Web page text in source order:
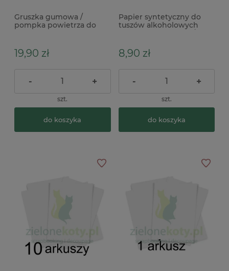
Gruszka gumowa /
pompka powietrza do
19,90 zł
- +
szt.
do koszyka
Papier syntetyczny do
tuszów alkoholowych
8,90 zł
- +
szt.
do koszyka